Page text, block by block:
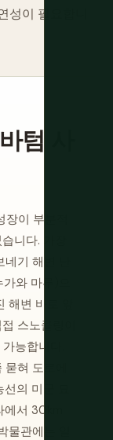
이 필요합니
텀 사
이 부분적
니다. 가장
기 해변 난
와 마루)으
변 바로 앞
스노클링이
능합니다.
혀 도로에
의 미군 묘
서 30km
관에는 일